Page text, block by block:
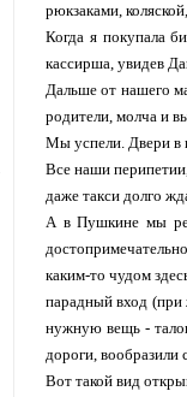
рюкзаками,
Когда я покупала
кассирша, увидев
Дальше от нашего
родители, молча и
Мы успели. Двери в
Все наши
даже такси долго
А в Пушкине мы
каким-то чудом
парадный вход (при
нужную вещь -
дороги, вообразили
Вот такой вид